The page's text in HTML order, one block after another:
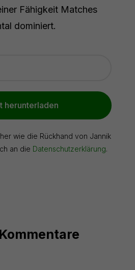
Fähigkeit Matches
dominiert.
herunterladen
wie die Rückhand von Jannik
an die Datenschutzerklärung.